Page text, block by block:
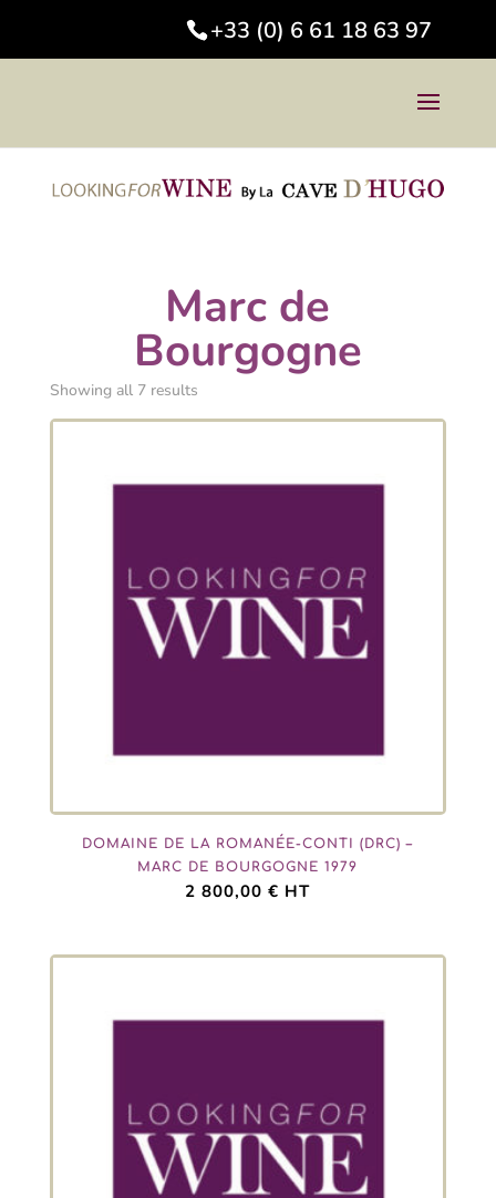
+33 (0) 6 61 18 63 97
Marc de
Bourgogne
Showing all 7 results
DOMAINE DE LA ROMANÉE-CONTI (DRC) –
MARC DE BOURGOGNE 1979
2 800,00€ HT